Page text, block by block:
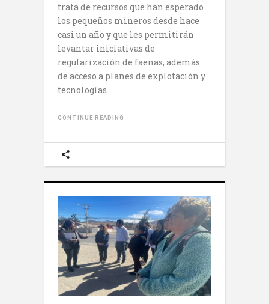
trata de recursos que han esperado
los pequeños mineros desde hace
casi un año y que les permitirán
levantar iniciativas de
regularización de faenas, además
de acceso a planes de explotación y
tecnologías.
CONTINUE READING